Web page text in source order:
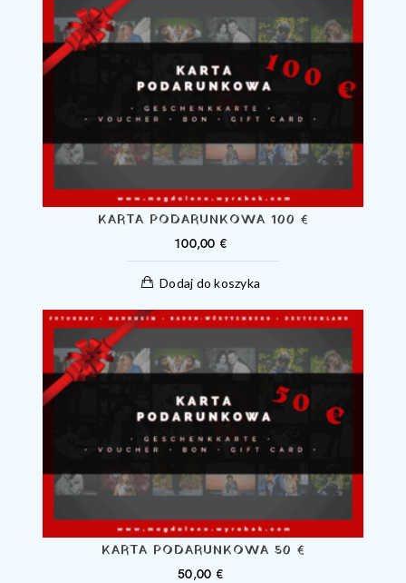
100,00 €
KARTA PODARUNKOWA 100 €
100,00 €
Dodaj do koszyka
KARTA PODARUNKOWA 50 €
50,00 €